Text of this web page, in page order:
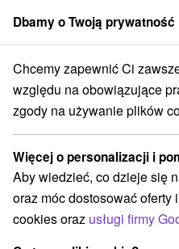
członek grupySorger
Atrakcje na Słowacji
Skanseny Horný
Kategorie
Wszystkie kategorie
Parki miejskie i zamkowe(1)
Obiekty architektoniczne
Dbamy o Twoją prywatność
Chcemy zapewnić Ci
względu na obowiązujące
zgody na używanie plików
Więcej o personalizacji i
Aby wiedzieć, co dzieje się
oraz móc dostosować oferty
cookies oraz usługi firmy